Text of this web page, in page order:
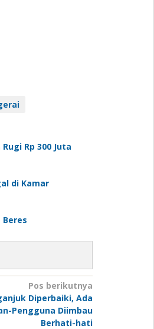
Rp 300 Juta
di Kamar
Pos berikutnya
Diperbaiki, Ada
Pengguna Diimbau
Berhati-hati